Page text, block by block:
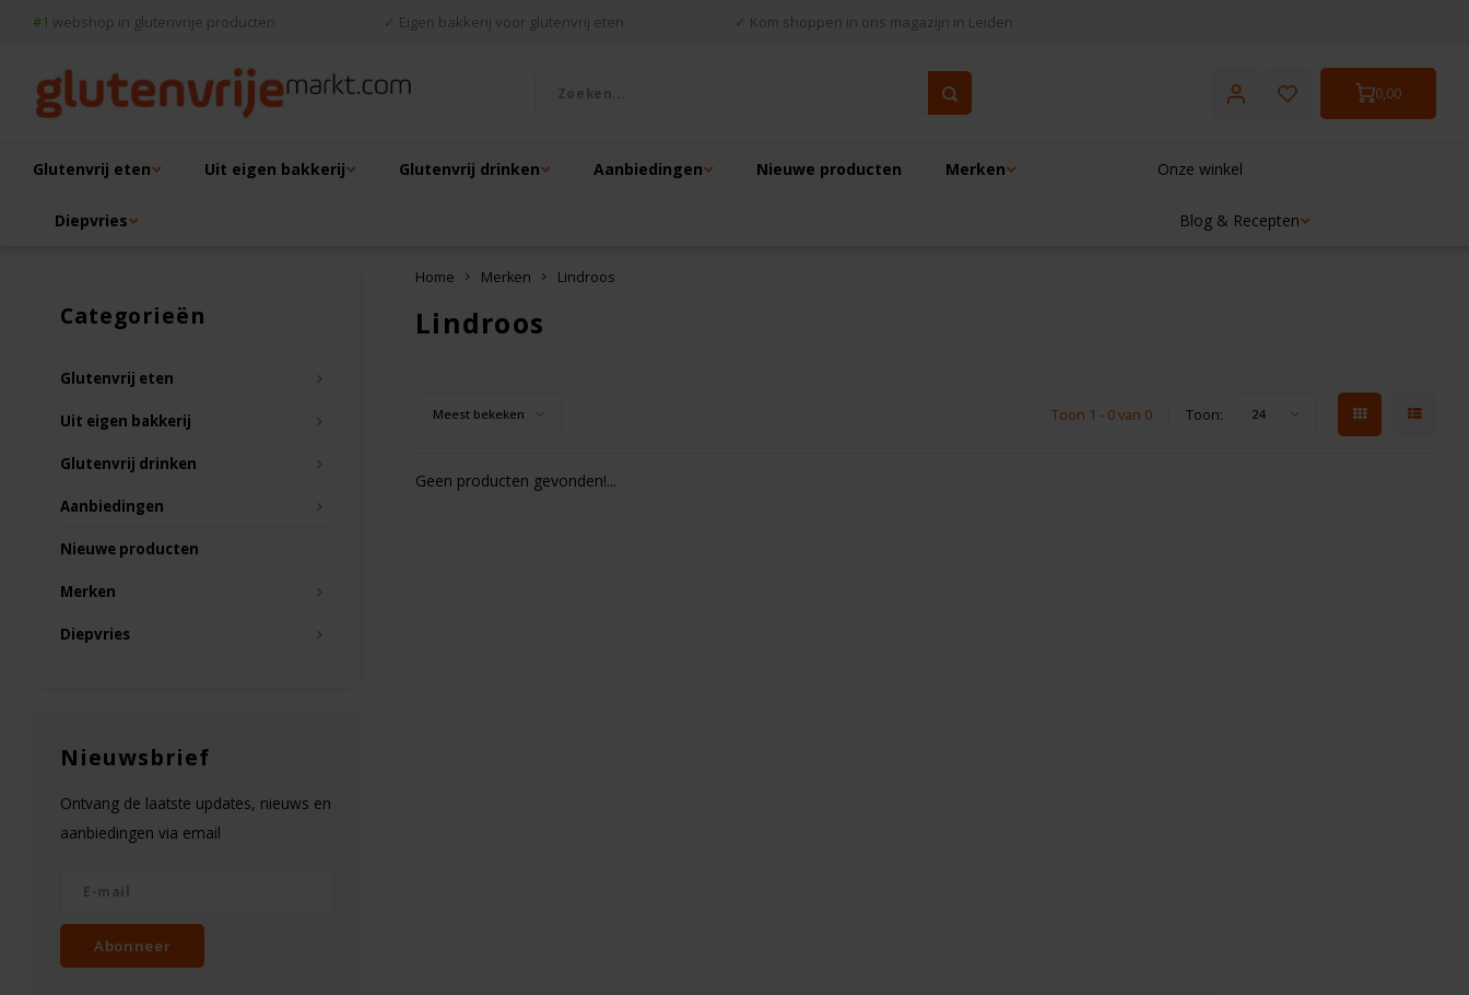
#1 webshop in glutenvrije producten ✓ Eigen bakkerij voor glutenvrij eten ✓ Kom shoppen in ons magazijn in Leiden
0,00
Glutenvrij eten Uit eigen bakkerij Glutenvrij drinken Aanbiedingen Nieuwe producten Merken
Diepvries
Onze winkel
Blog & Recepten
Categorieën
Glutenvrij eten
Uit eigen bakkerij
Glutenvrij drinken
Aanbiedingen
Nieuwe producten
Merken
Diepvries
Nieuwsbrief
Ontvang de laatste updates, nieuws en
aanbiedingen via email
Abonneer
Home Merken Lindroos
Lindroos
Meest bekeken Toon 1 - 0 van 0 Toon: 24
Geen producten gevonden!...